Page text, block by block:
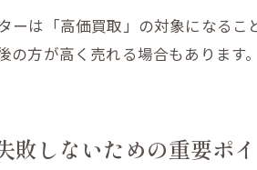
ギタ
エレ
ギタ
ーは「高価買取」の対象になる
の方が高く売れる場合もありま
敗しないための重要ポ